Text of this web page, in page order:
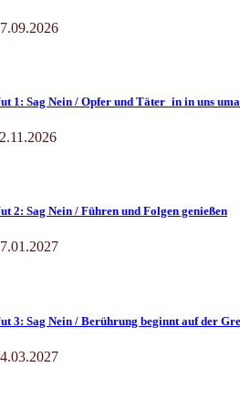
1: Sag Nein / Opfer und Täter_in in uns
2: Sag Nein / Führen und Folgen genießen
3: Sag Nein / Berührung beginnt auf der